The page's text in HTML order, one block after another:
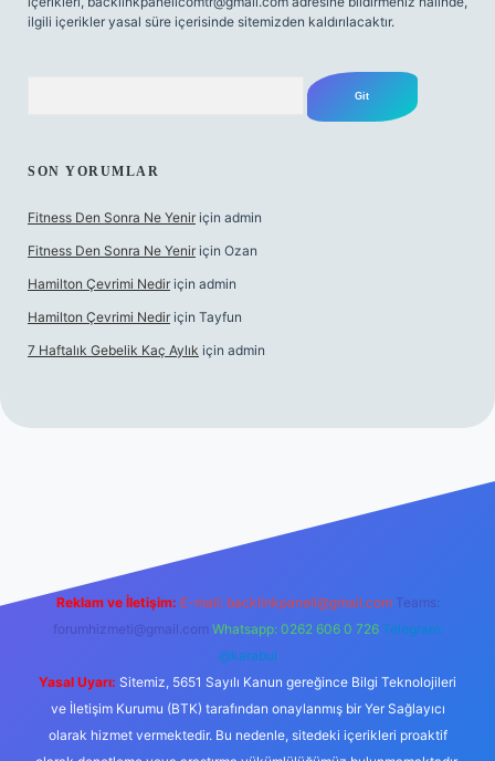
ilgili içerikler yasal süre içerisinde sitemizden kaldırılacaktır.
SON YORUMLAR
Fitness Den Sonra Ne Yenir için admin
Fitness Den Sonra Ne Yenir için Ozan
Hamilton Çevrimi Nedir için admin
Hamilton Çevrimi Nedir için Tayfun
7 Haftalık Gebelik Kaç Aylık için admin
Reklam ve İletişim: E-mail: backlinkpaneli@gmail.com Teams:
forumhizmeti@gmail.com Whatsapp: 0262 606 0 726 Telegram:
@karabul
Yasal Uyarı: Sitemiz, 5651 Sayılı Kanun gereğince Bilgi Teknolojileri
ve İletişim Kurumu (BTK) tarafından onaylanmış bir Yer Sağlayıcı
olarak hizmet vermektedir. Bu nedenle, sitedeki içerikleri proaktif